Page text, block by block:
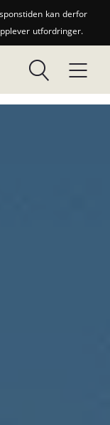
kan derfor
utfordringer.